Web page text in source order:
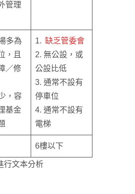
管理
多為
，且
／修
，容
基金
1. 缺乏管委會
2. 無公設，或
公設比低
3. 通常不設有
停車位
4. 通常不設有
電梯
6樓以下
行文本分析